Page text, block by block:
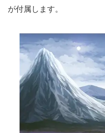
が付属します。